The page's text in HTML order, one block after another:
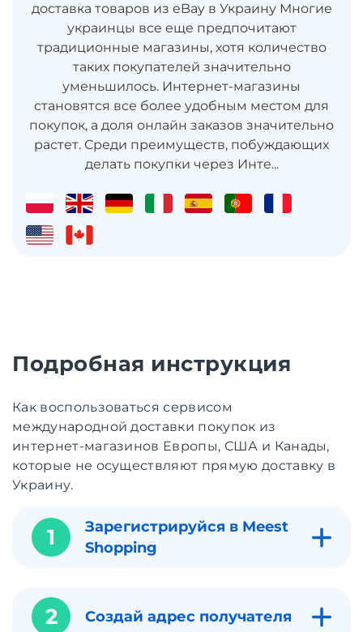
доставка товаров из eBay в Украину Многие
украинцы все еще предпочитают
традиционные магазины, хотя количество
таких покупателей значительно
уменьшилось. Интернет-магазины
становятся все более удобным местом для
покупок, а доля онлайн заказов значительно
растет. Среди преимуществ, побуждающих
делать покупки через Инте...
Подробная инструкция
Как воспользоваться сервисом
международной доставки покупок из
интернет-магазинов Европы, США и Канады,
которые не осуществляют прямую доставку в
Украину.
1
Зарегистрируйся в Meest
Shopping
2 Создай адрес получателя